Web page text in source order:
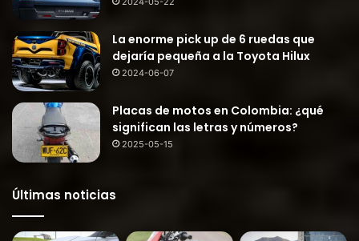
La enorme pick up de 6 ruedas que
dejaría pequeña a la Toyota Hilux
2024-06-07
Placas de motos en Colombia: ¿qué
significan las letras y números?
2025-05-15
Últimas noticias